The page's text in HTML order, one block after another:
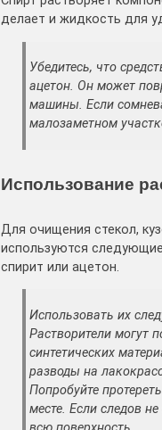
делает и жидкость для
Убедитесь, что
ацетон. Он может
машины. Если
малозаметном
Использование
Для очищения стекол,
используются
спирит или ацетон.
Использовать их
Растворители могут
синтетических
разводы на
Попробуйте
месте. Если следов